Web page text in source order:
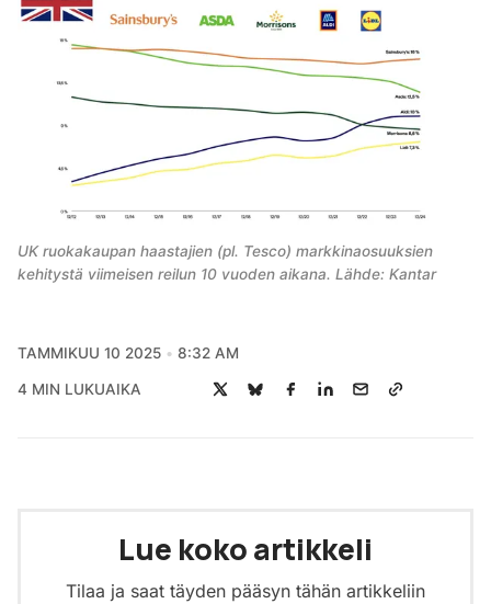
UK ruokakaupan haastajien (pl. Tesco) markkinaosuuksien
kehitystä viimeisen reilun 10 vuoden aikana. Lähde: Kantar
TAMMIKUU 10 2025 8:32 AM
4 MIN LUKUAIKA
Lue koko artikkeli
Tilaa ja saat täyden pääsyn tähän artikkeliin